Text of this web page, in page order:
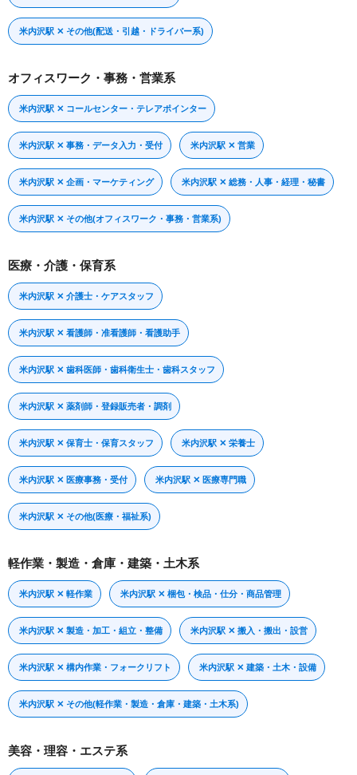
米内沢駅 ✕ その他(配送・引越・ドライバー系)
オフィスワーク・事務・営業系
米内沢駅 ✕ コールセンター・テレアポインター
米内沢駅 ✕ 事務・データ入力・受付 米内沢駅 ✕ 営業
米内沢駅 ✕ 企画・マーケティング 米内沢駅 ✕ 総務・人事・経理・秘書
米内沢駅 ✕ その他(オフィスワーク・事務・営業系)
医療・介護・保育系
米内沢駅 ✕ 介護士・ケアスタッフ
米内沢駅 ✕ 看護師・准看護師・看護助手
米内沢駅 ✕ 歯科医師・歯科衛生士・歯科スタッフ
米内沢駅 ✕ 薬剤師・登録販売者・調剤
米内沢駅 ✕ 保育士・保育スタッフ 米内沢駅 ✕ 栄養士
米内沢駅 ✕ 医療事務・受付 米内沢駅 ✕ 医療専門職
米内沢駅 ✕ その他(医療・福祉系)
軽作業・製造・倉庫・建築・土木系
米内沢駅 ✕ 軽作業 米内沢駅 ✕ 梱包・検品・仕分・商品管理
米内沢駅 ✕ 製造・加工・組立・整備 米内沢駅 ✕ 搬入・搬出・設営
米内沢駅 ✕ 構内作業・フォークリフト 米内沢駅 ✕ 建築・土木・設備
米内沢駅 ✕ その他(軽作業・製造・倉庫・建築・土木系)
美容・理容・エステ系